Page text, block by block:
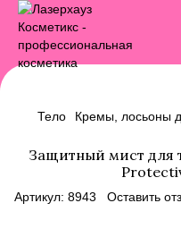
Тело Кремы, лосьоны
Защитный мист для
Артикул: 8943 Оставить